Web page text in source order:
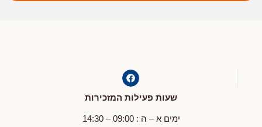
שעות פעילות המזכירות
ימים א – ה : 09:00 – 14:30